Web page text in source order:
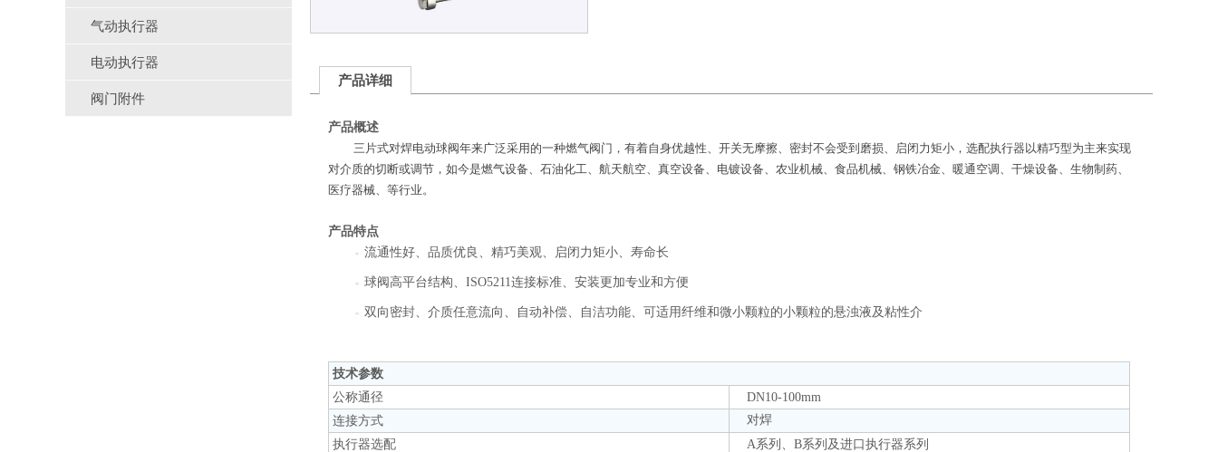
气动执行器
电动执行器
阀门附件
产品详细
产品概述
三片式对焊电动球阀年来广泛采用的一种燃气阀门，有着自身优越性、开关无摩擦、密封不会受到磨损、启闭力矩小， 选配执行器以精巧型为主来实现
对介质的切断或调节，如今是燃气设备、石油化工、航天航空、真空设备、电镀设备、农业机械、 食品机械、钢铁冶金、暖通空调、干燥设备、生物制药、
医疗器械、等行业。
产品特点
流通性好、品质优良、精巧美观、启闭力矩小、寿命长
球阀高平台结构、ISO5211连接标准、安装更加专业和方便
双向密封、介质任意流向、自动补偿、自洁功能、可适用纤维和微小颗粒的小颗粒的悬浊液及粘性介
技术参数
公称通径
DN10-100mm
连接方式
对焊
执行器选配
A系列、B系列及进口执行器系列